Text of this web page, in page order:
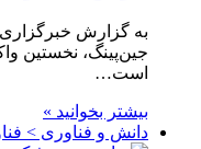
به گزارش خبرگزاری
جین‌پینگ، نخستین
است…
بیشتر بخوانید »
دانش و فناوری >